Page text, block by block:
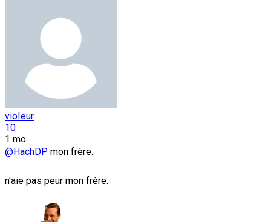
vioIeur
10
1 mo
@HachDP mon frère.
n'aie pas peur mon frère.